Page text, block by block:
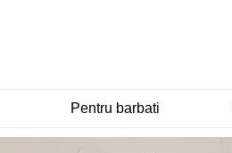
Pentru barbati